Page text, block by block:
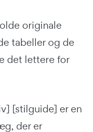
originale
tabeller og de
det lettere for
[stilguide] er en
der er